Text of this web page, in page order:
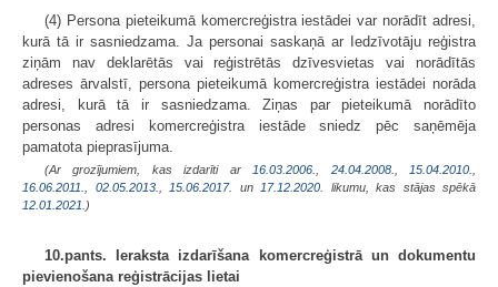
(4) Persona pieteikumā komercreģistra iestādei var norādīt adresi,
kurā tā ir sasniedzama. Ja personai saskaņā ar Iedzīvotāju reģistra
ziņām nav deklarētās vai reģistrētās dzīvesvietas vai norādītās
adreses ārvalstī, persona pieteikumā komercreģistra iestādei norāda
adresi, kurā tā ir sasniedzama. Ziņas par pieteikumā norādīto
personas adresi komercreģistra iestāde sniedz pēc saņēmēja
pamatota pieprasījuma.
(Ar grozījumiem, kas izdarīti ar 16.03.2006. 24.04.2008. 15.04.2010.
16.06.2011.
02.05.2013. 15.06.2017. un 17.12.2020 . likumu, kas stājas spēkā
12.01.2021. )
10.pants. Ieraksta izdarīšana komercreģistrā un dokumentu
pievienošana reģistrācijas lietai